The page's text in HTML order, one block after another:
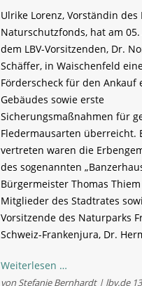
Ulrike Lorenz, Vorständin des
Naturschutzfonds, hat am 05.
dem LBV-Vorsitzenden, Dr.
Schäffer, in Waischenfeld
Förderscheck für den Ankauf
Gebäudes sowie erste
Sicherungsmaßnahmen für
Fledermausarten überreicht.
vertreten waren die
des sogenannten
Bürgermeister Thomas
Mitglieder des Stadtrates
Vorsitzende des Naturparks
Schweiz-Frankenjura, Dr.
Weiterlesen …Der
Bayerische
von Stefanie Bernhardt | lbv.de